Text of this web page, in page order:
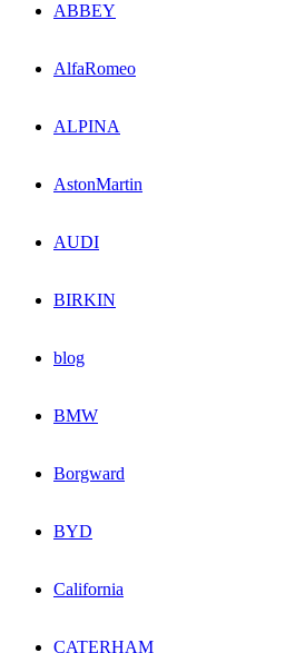
ABBEY
AlfaRomeo
ALPINA
AstonMartin
AUDI
BIRKIN
blog
BMW
Borgward
BYD
California
CATERHAM